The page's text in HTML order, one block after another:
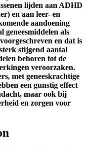
lijden aan ADHD
en aan leer- en
aandoening
als
en dat is
stijgend aantal
behoren tot de
veroorzaken.
met geneeskrachtige
een gunstig effect
maar ook bij
en zorgen voor